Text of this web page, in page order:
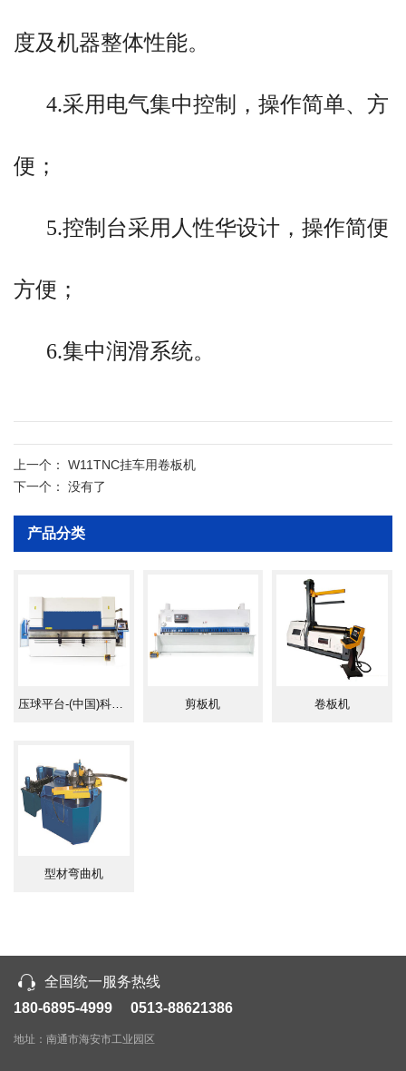
动轴承的两下辊作旋转运动，为卷制板
材提供扭矩；在下辊下部设有多组托
辊，以提高下辊的刚度，并可进行垂直
调节；在上辊的上部设有刚性大梁，在
大梁与上辊之间设有多组托辊，以提高
上辊的刚度；适用于超宽圆弧形零件的
21000mm的板料。
度及机器整体性能。
4.采用电气集中控制，操作简单、方
便；
5.控制台采用人性华设计，操作简便
方便；
6.集中润滑系统。
上一个： W11TNC挂车用卷板机
下一个： 没有了
产品分类
剪板机 卷板机
型材弯曲机
全国统一服务热线
180-6895-4999 0513-88621386
地址：南通市海安市工业园区